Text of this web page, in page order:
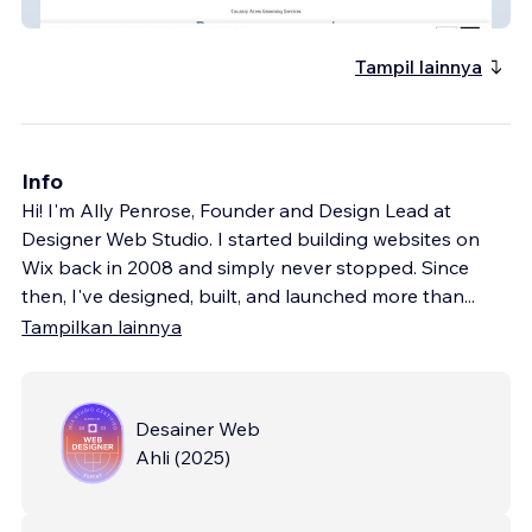
Tampil lainnya
Info
Hi! I'm Ally Penrose, Founder and Design Lead at
Designer Web Studio. I started building websites on
Wix back in 2008 and simply never stopped. Since
then, I've designed, built, and launched more than...
Tampilkan lainnya
Desainer Web
Ahli (2025)